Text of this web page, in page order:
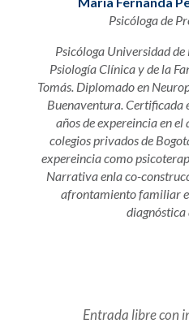
Psicóloga de
Psicóloga Universidad
Psiología Clínica y de la
Tomás. Diplomado en
Buenaventura. Certificada
años de expereincia en
colegios privados de
expereincia como
Narrativa enla co-
afrontamiento familiar
diagnóstica
Entrada libre con